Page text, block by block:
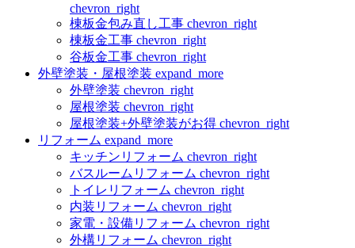
chevron_right
棟板金包み直し工事 chevron_right
棟板金工事 chevron_right
谷板金工事 chevron_right
外壁塗装・屋根塗装 expand_more
外壁塗装 chevron_right
屋根塗装 chevron_right
屋根塗装+外壁塗装がお得 chevron_right
リフォーム expand_more
キッチンリフォーム chevron_right
バスルームリフォーム chevron_right
トイレリフォーム chevron_right
内装リフォーム chevron_right
家電・設備リフォーム chevron_right
外構リフォーム chevron_right